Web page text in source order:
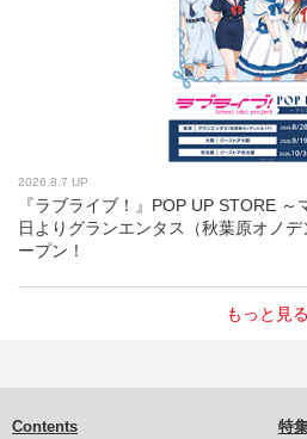
2026.8.7 UP
『ラブライブ！』POP UP STORE
日よりグランエンタス（秋葉原オノ
ープン！
もっと見る
Contents
特